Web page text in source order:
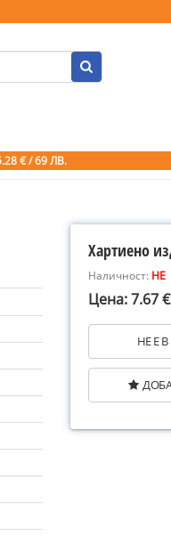
€ / 69 ЛВ.
Хартиено
Наличност: НЕ
Цена: 7.67
НЕ Е